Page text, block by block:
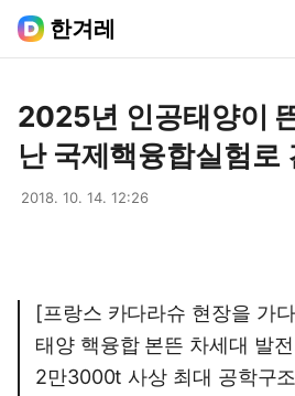
한겨레
2025년 인공태양이
난 국제핵융합실험로
2018. 10. 14. 12:26
[프랑스 카다라슈 현장을 가
태양 핵융합 본뜬 차세대 발전
2만3000t 사상 최대 공학구